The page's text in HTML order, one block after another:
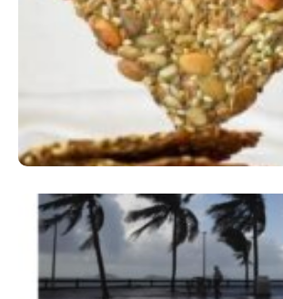
Comer Bem: Cracker De
Ano X – Número 366 01 A 07
2026